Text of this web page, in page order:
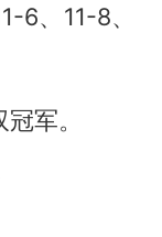
6、11-8、
军。